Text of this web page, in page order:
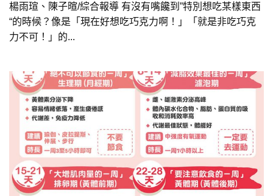
楊雨瑄、陳子暄/綜合報導 有沒有嘴饞到”特別想吃某樣東西
“的時候？像是「現在好想吃巧克力啊！」「就是非吃巧克
力不可！」的...